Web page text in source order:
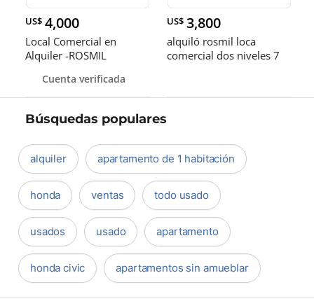
US$ 4,000
Local Comercial en
Alquiler -ROSMIL
Cuenta verificada
US$ 3,800
alquiló rosmil loca
comercial dos niveles 7
Búsquedas populares
alquiler apartamento de 1 habitación
honda ventas todo usado
usados usado apartamento
honda civic apartamentos sin amueblar